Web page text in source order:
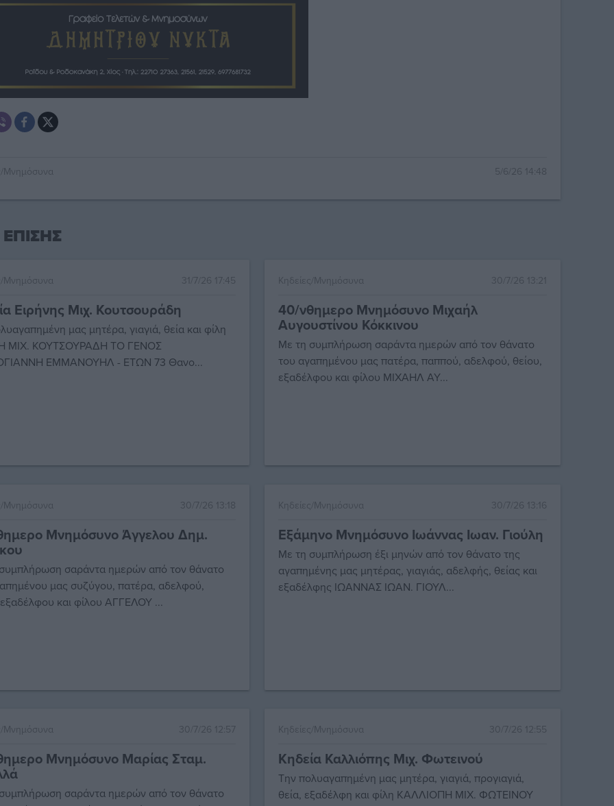
Μνημόσυνα 5/6/26 14:48
Μνημόσυνα 31/7/26 17:45
Ειρήνης Μιχ. Κουτσουράδη
μας μητέρα, γιαγιά, θεία και φίλη
ΜΙΧ. ΚΟΥΤΣΟΥΡΑΔΗ ΤΟ ΓΕΝΟΣ
ΕΜΜΑΝΟΥΗΛ - ΕΤΩΝ 73 Θανο...
Κηδείες/Μνημόσυνα 30/7/26 13:21
40/νθημερο Μνημόσυνο Μιχαήλ
Αυγουστίνου Κόκκινου
Με τη συμπλήρωση σαράντα ημερών από τον θάνατο
του αγαπημένου μας πατέρα, παππού, αδελφού, θείου,
εξαδέλφου και φίλου ΜΙΧΑΗΛ ΑΥ...
Μνημόσυνα 30/7/26 13:18
Μνημόσυνο Άγγελου Δημ.
σαράντα ημερών από τον θάνατο
μας συζύγου, πατέρα, αδελφού,
και φίλου ΑΓΓΕΛΟΥ ...
Κηδείες/Μνημόσυνα 30/7/26 13:16
Εξάμηνο Μνημόσυνο Ιωάννας Ιωαν. Γιούλη
Με τη συμπλήρωση έξι μηνών από τον θάνατο της
αγαπημένης μας μητέρας, γιαγιάς, αδελφής, θείας και
εξαδέλφης ΙΩΑΝΝΑΣ ΙΩΑΝ. ΓΙΟΥΛ...
Μνημόσυνα 30/7/26 12:57
Μνημόσυνο Μαρίας Σταμ.
σαράντα ημερών από τον θάνατο
Κηδείες/Μνημόσυνα 30/7/26 12:55
Κηδεία Καλλιόπης Μιχ. Φωτεινού
Την πολυαγαπημένη μας μητέρα, γιαγιά, προγιαγιά,
θεία, εξαδέλφη και φίλη ΚΑΛΛΙΟΠΗ ΜΙΧ. ΦΩΤΕΙΝΟΥ